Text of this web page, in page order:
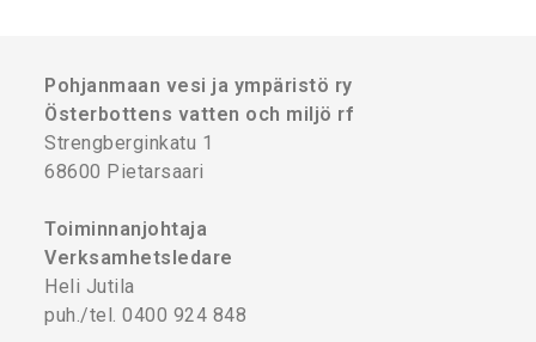
Pohjanmaan vesi ja ympäristö ry
Österbottens vatten och miljö rf
Strengberginkatu 1
68600 Pietarsaari
Toiminnanjohtaja
Verksamhetsledare
Heli Jutila
puh./tel. 0400 924 848